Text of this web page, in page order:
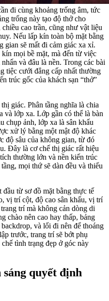
đi cùng khoảng trống âm, tức
trống này tạo độ thở cho
cao trần, cũng như vật liệu
Nếu lấp kín toàn bộ mặt bằng
gian sẽ mất đi cảm giác xa xỉ.
mọi bề mặt, mà đến từ việc
và đâu là nền. Trong các bài
tiệc cưới đẳng cấp nhất thường
trúc gốc của khách sạn “thở”
giác. Phân tầng nghĩa là chia
và lớp xa. Lớp gần có thể là bàn
chụp ảnh, lớp xa là sân khấu
xử lý bằng một mật độ khác
độ sâu của không gian, từ đó
Đây là cơ chế thị giác rất hiệu
thường lớn và nền kiến trúc
mọi thứ sẽ dàn đều và thiếu
từ sơ đồ mặt bằng thực tế
vị trí cột, độ cao sân khấu, vị trí
trí mà không cản dòng di
chào nên cao hay thấp, bảng
và lối đi nên để thoáng
trước, trang trí sẽ bớt phụ
tình trạng đẹp ở góc này
quyết định